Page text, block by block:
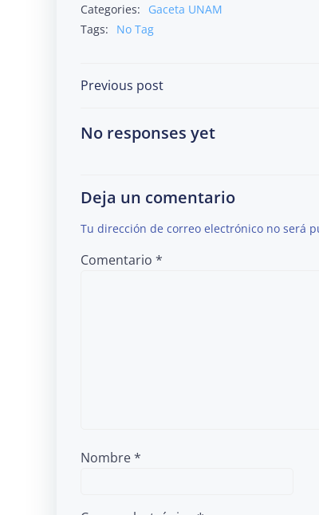
Categories:
Gaceta UNAM
Tags:
No Tag
Post
navigation
Previous post
No responses yet
Deja un comentario
Tu dirección de correo electrónico no será
Comentario *
Nombre*